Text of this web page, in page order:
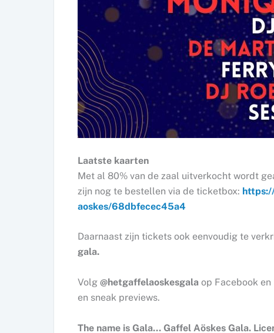
Laatste kaarten
Met al 80% van de zaal uitverkocht wordt
zijn nog te bestellen via de ticketbox:
aoskes/68dbfecec45a4
Daarnaast zijn tickets ook eenvoudig te
gala.
Volg @hetgaffelaoskesgala op Facebook
en sneak previews.
The name is Gala… Gaffel Aöskes Gala.